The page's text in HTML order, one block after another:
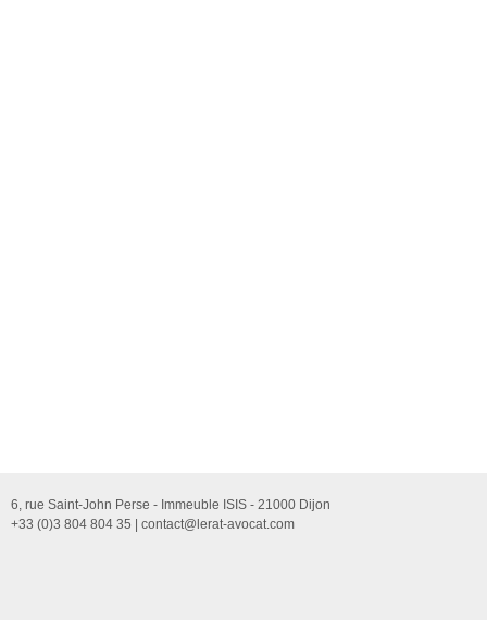
6, rue Saint-John Perse - Immeuble ISIS - 21000 Dijon
+33 (0)3 804 804 35 | contact@lerat-avocat.com